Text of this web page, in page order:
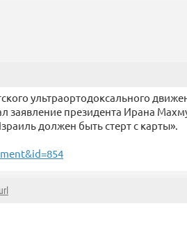
ультраортодоксального
заявление президента Ирана
должен быть стерт с карты».
url